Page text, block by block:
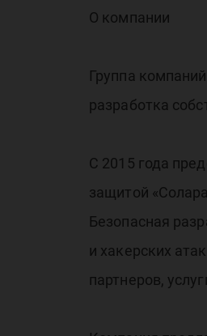
О компании
Группа
разработка
С 2015 года
защитой
Безопасная
и хакерских
партнеров,